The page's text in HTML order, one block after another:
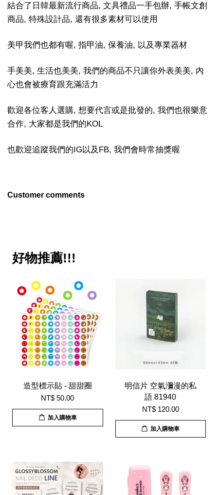
結合了日韓最新流行商品, 文具禮品一手包辦, 手帳文創
商品, 特殊設計品, 還有很多素材可以使用
美甲我們也都有喔, 指甲油, 保養油, 以及專業器材
手美美, 生活也美美, 我們的商品不只讓你外表美美, 內
心也會被療育跟充滿活力
歡迎各位客人選購, 想要代言或是批發的, 我們也很樂意
合作, 大家都是我們的KOL
也歡迎追蹤我們的IG以及FB, 我們會時常抽獎喔
Customer comments
好物推薦!!!
造型標示貼 - 甜甜圈
NT$ 50.00
加入購物車
明信片 空氣瀰漫的私
語 81940
NT$ 120.00
加入購物車